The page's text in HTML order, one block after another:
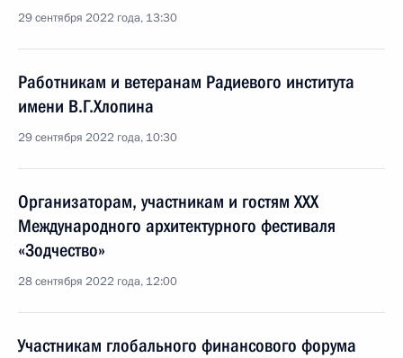
29 сентября 2022 года, 13:30
Работникам и ветеранам Радиевого института
имени В.Г.Хлопина
29 сентября 2022 года, 10:30
Организаторам, участникам и гостям XXX
Международного архитектурного фестиваля
«Зодчество»
28 сентября 2022 года, 12:00
Участникам глобального финансового форума